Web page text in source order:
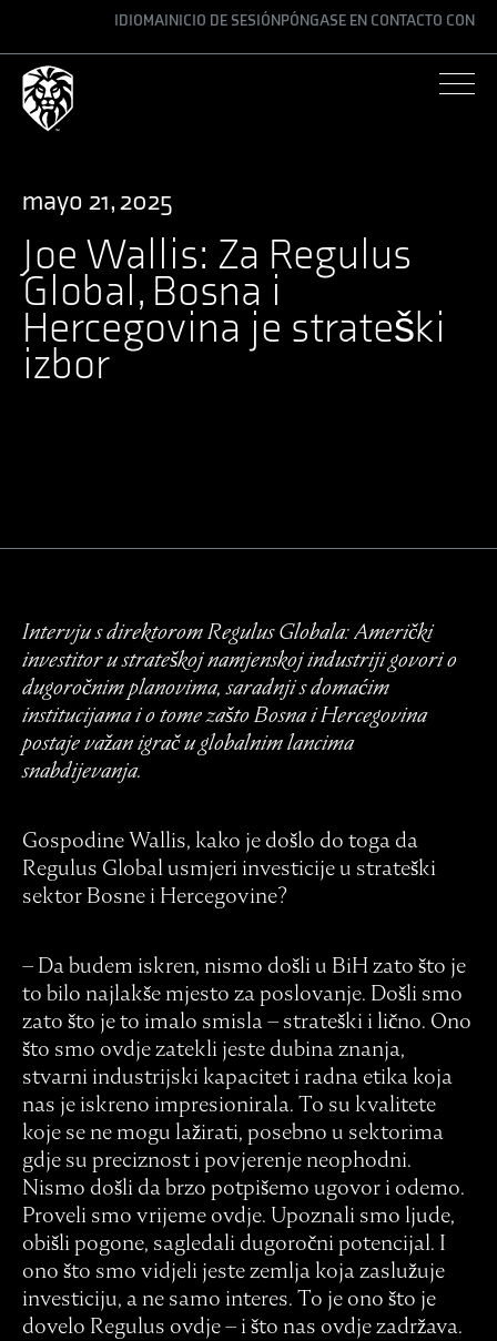
IDIOMAINICIO DE SESIÓNPÓNGASE EN CONTACTO CON
mayo 21, 2025
Joe Wallis: Za Regulus
Global, Bosna i
Hercegovina je strateški
izbor
Intervju s direktorom Regulus Globala: Američki
investitor u strateškoj namjenskoj industriji govori o
dugoročnim planovima, saradnji s domaćim
institucijama i o tome zašto Bosna i Hercegovina
postaje važan igrač u globalnim lancima
snabdijevanja.
Gospodine Wallis, kako je došlo do toga da
Regulus Global usmjeri investicije u strateški
sektor Bosne i Hercegovine?
– Da budem iskren, nismo došli u BiH zato što je
to bilo najlakše mjesto za poslovanje. Došli smo
zato što je to imalo smisla – strateški i lično. Ono
što smo ovdje zatekli jeste dubina znanja,
stvarni industrijski kapacitet i radna etika koja
nas je iskreno impresionirala. To su kvalitete
koje se ne mogu lažirati, posebno u sektorima
gdje su preciznost i povjerenje neophodni.
Nismo došli da brzo potpišemo ugovor i odemo.
Proveli smo vrijeme ovdje. Upoznali smo ljude,
obišli pogone, sagledali dugoročni potencijal. I
ono što smo vidjeli jeste zemlja koja zaslužuje
investiciju, a ne samo interes. To je ono što je
dovelo Regulus ovdje – i što nas ovdje zadržava.